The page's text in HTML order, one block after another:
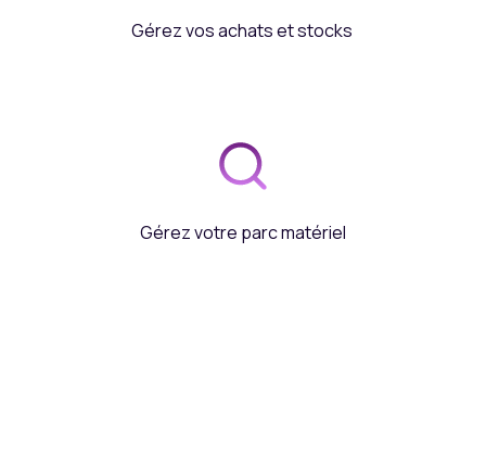
Gérez vos achats et stocks
Gérez votre parc matériel